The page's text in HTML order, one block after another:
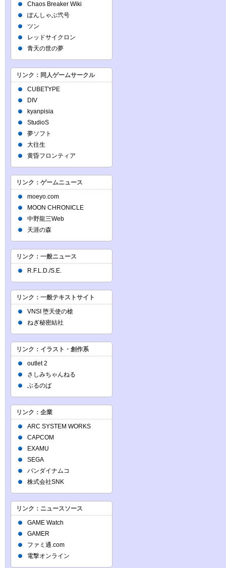
Chaos Breaker Wiki
ぽんしゃぶ弐号
ツン
レッドサイクロン
青天の世の夢
リンク：同人ゲームサークル
CUBETYPE
DIV
kyanpisia
StudioS
夢ソフト
大往生
黄昏フロンティア
リンク：ゲームニュース
moeyo.com
MOON CHRONICLE
中野龍三Web
天涯の森
リンク：一般ニュース
R.F.L.D./S.E.
リンク：一般テキストサイト
VNSI 堕天使の槍
ねぎ秘密結社
リンク：イラスト・創作系
outlet 2
さしみちゃんねる
ぶるのば
リンク：企業
ARC SYSTEM WORKS
CAPCOM
EXAMU
SEGA
バンダイナムコ
株式会社SNK
リンク：ニュースソース
GAME Watch
GAMER
ファミ通.com
電撃オンライン